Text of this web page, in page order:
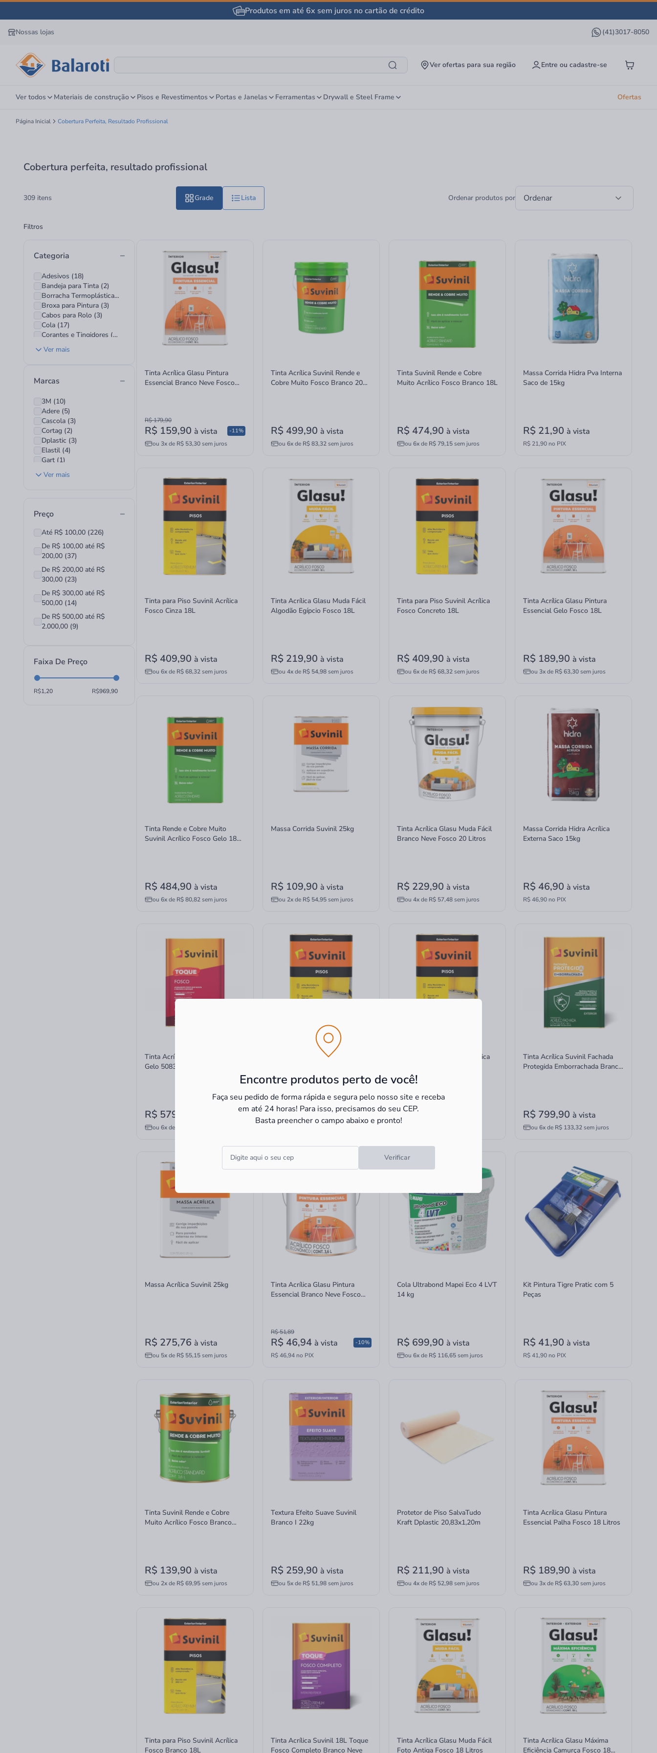
Produtos em até 6x sem juros no cartão de crédito
Nossas lojas (41)3017-8050
Ver ofertas para sua região Entre ou cadastre-se
Encontre produtos perto de você!
Faça seu pedido de forma rápida e segura pelo nosso site e receba
em até 24 horas! Para isso, precisamos do seu CEP.
Basta preencher o campo abaixo e pronto!
Verificar
Ver todos Materiais de construção Pisos e Revestimentos Portas e Janelas Ferramentas Drywall e Steel Frame Ofertas
Página Inicial Cobertura Perfeita, Resultado Profissional
Cobertura perfeita, resultado profissional
309 itens Grade Lista Ordenar produtos por Ordenar
Filtros
Categoria
Adesivos (18)
Bandeja para Tinta (2)
Borracha Termoplástica (3)
Broxa para Pintura (3)
Cabos para Rolo (3)
Cola (17)
Corantes e Tingidores (11)
Espátula de Aço (7)
Espátula Plástica (5)
Kit Pintura (3)
Lixa Ferro (5)
Lixa Massa (7)
Lona Plástica (11)
Manta Térmica (1)
Pincéis (20)
Pulverizadores (1)
Textura e Efeito (4)
Thinners (2)
Tinta Acrilica Fosca (37)
Tinta em Pó (1)
Tinta Epóxi (2)
Tinta Esmalte Fosco (2)
Tinta Gesso (8)
Tinta Spray (12)
Tinta Xadrez (2)
Verniz (12)
Ver mais
Marcas
3M (10)
Adere (5)
Cascola (3)
Cortag (2)
Dplastic (3)
Elastil (4)
Gart (1)
Glasu (26)
Hidra (3)
Lonas Paraná (9)
Mapei (2)
Otto Baumgart (1)
Quartzolit (3)
Santa Luzia (2)
Sayerlack (11)
Selfdecor (2)
Suvinil (84)
Tekbond (38)
Tigre (83)
Tramontina (8)
Vonder (1)
Ver mais
Preço
Até R$ 100,00 (226)
De R$ 100,00 até R$
200,00 (37)
De R$ 200,00 até R$
300,00 (23)
De R$ 300,00 até R$
500,00 (14)
De R$ 500,00 até R$
2.000,00 (9)
Faixa De Preço
R$ R$
Tinta Acrílica Glasu Pintura
Essencial Branco Neve Fosco
R$ 179,90
R$ 159,90 à vista
ou 3xde R$ 53,30sem juros
-11%
Tinta Acrílica Suvinil Rende e
Cobre Muito Fosco Branco 20
R$ 499,90 à vista
ou 6xde R$ 83,32sem juros
Tinta Suvinil Rende e Cobre
Muito Acrílico Fosco Branco 18L
R$ 474,90 à vista
ou 6xde R$ 79,15sem juros
Massa Corrida Hidra Pva Interna
Saco de 15kg
R$ 21,90 à vista
R$ 21,90 no PIX
Tinta para Piso Suvinil Acrílica
Fosco Cinza 18L
R$ 409,90 à vista
ou 6xde R$ 68,32sem juros
Tinta Acrílica Glasu Muda Fácil
Algodão Egípcio Fosco 18L
R$ 219,90 à vista
ou 4xde R$ 54,98sem juros
Tinta para Piso Suvinil Acrílica
Fosco Concreto 18L
R$ 409,90 à vista
ou 6xde R$ 68,32sem juros
Tinta Acrílica Glasu Pintura
Essencial Gelo Fosco 18L
R$ 189,90 à vista
ou 3xde R$ 63,30sem juros
Tinta Rende e Cobre Muito
Suvinil Acrílico Fosco Gelo 18
R$ 484,90 à vista
ou 6xde R$ 80,82sem juros
Massa Corrida Suvinil 25kg
R$ 109,90 à vista
ou 2xde R$ 54,95sem juros
Tinta Acrílica Glasu Muda Fácil
Branco Neve Fosco 20 Litros
R$ 229,90 à vista
ou 4xde R$ 57,48sem juros
Massa Corrida Hidra Acrílica
Externa Saco 15kg
R$ 46,90 à vista
R$ 46,90 no PIX
Tinta Acrílica 18L Toque Fosco
Gelo 50839899 Suvinil
R$ 579,90
ou 6xde
Tinta Suvinil para Piso Acrílica
R$ 409,90à vista
Tinta para Piso Suvinil Acrílica
R$ 409,90
Tinta Acrílica Suvinil Fachada
Protegida Emborrachada Branco
R$ 799,90 à vista
ou 6xde R$ 133,32sem juros
Massa Acrílica Suvinil 25kg
R$ 275,76 à vista
ou 5xde R$ 55,15sem juros
Tinta Acrílica Glasu Pintura
Essencial Branco Neve Fosco
R$ 51,89
R$ 46,94 à vista
R$ 46,94 no PIX
-10%
Cola Ultrabond Mapei Eco 4 LVT
14 kg
R$ 699,90 à vista
ou 6xde R$ 116,65sem juros
Kit Pintura Tigre Pratic com 5
Peças
R$ 41,90 à vista
R$ 41,90 no PIX
Tinta Suvinil Rende e Cobre
Muito Acrílico Fosco Branco
R$ 139,90 à vista
ou 2xde R$ 69,95sem juros
Textura Efeito Suave Suvinil
Branco I 22kg
R$ 259,90 à vista
ou 5xde R$ 51,98sem juros
Protetor de Piso SalvaTudo
Kraft Dplastic 20,83x1,20m
R$ 211,90 à vista
ou 4xde R$ 52,98sem juros
Tinta Acrílica Glasu Pintura
Essencial Palha Fosco 18 Litros
R$ 189,90 à vista
ou 3xde R$ 63,30sem juros
Tinta para Piso Suvinil Acrílica
Fosco Branco 18L
Tinta Acrílica Suvinil 18L Toque
Fosco Completo Branco Neve
Tinta Acrílica Glasu Muda Fácil
Foto Antiga Fosco 18 Litros
Tinta Acrílica Glasu Máxima
Eficiência Camurça Fosco 18